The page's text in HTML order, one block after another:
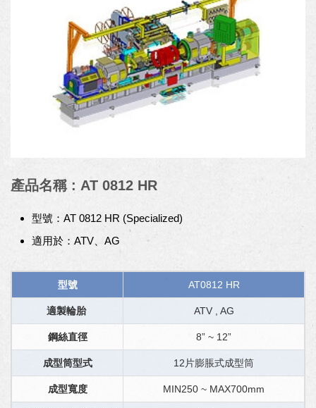
產品名稱 : AT 0812 HR
型號：AT 0812 HR (Specialized)
適用於：ATV、AG
型號 AT0812 HR
適製輪胎 ATV , AG
鋼絲直徑 8” ~ 12”
成型筒型式 12片膨脹式成型筒
成型寬度 MIN250 ~ MAX700mm